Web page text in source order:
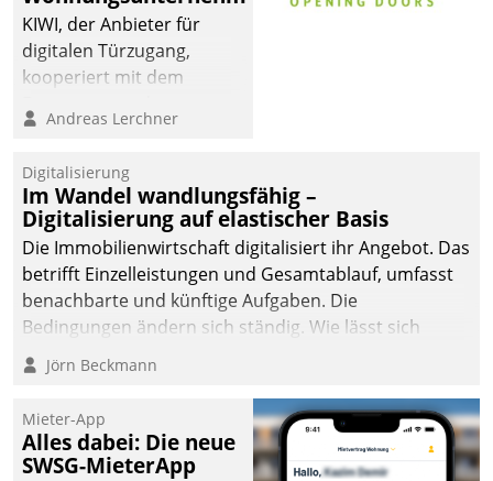
KIWI, der Anbieter für
digitalen Türzugang,
kooperiert mit dem
Softwareentwicklungshaus
Andreas Lerchner
Digitalisierung
Im Wandel wandlungsfähig –
Digitalisierung auf elastischer Basis
Die Immobilienwirtschaft digitalisiert ihr Angebot. Das
betrifft Einzelleistungen und Gesamtablauf, umfasst
benachbarte und künftige Aufgaben. Die
Bedingungen ändern sich ständig. Wie lässt sich
technisch die Kontrolle wahren und zugleich Freiraum
fürs Wachsen öffnen?
Jörn Beckmann
Mieter-App
Alles dabei: Die neue
SWSG-MieterApp